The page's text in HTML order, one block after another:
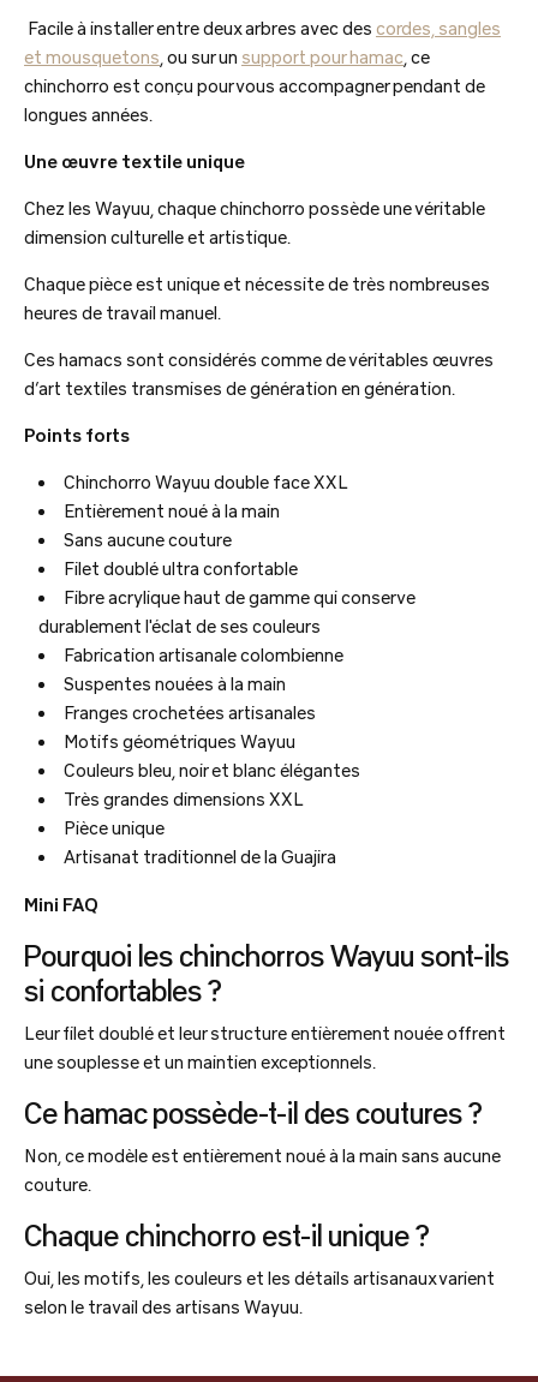
Facile à installer entre deux arbres avec des cordes, sangles
et mousquetons , ou sur un support pour hamac , ce
chinchorro est conçu pour vous accompagner pendant de
longues années.
Une œuvre textile unique
Chez les Wayuu, chaque chinchorro possède une véritable
dimension culturelle et artistique.
Chaque pièce est unique et nécessite de très nombreuses
heures de travail manuel.
Ces hamacs sont considérés comme de véritables œuvres
d’art textiles transmises de génération en génération.
Points forts
Chinchorro Wayuu double face XXL
Entièrement noué à la main
Sans aucune couture
Filet doublé ultra confortable
Fibre acrylique haut de gamme qui conserve
durablement l'éclat de ses couleurs
Fabrication artisanale colombienne
Suspentes nouées à la main
Franges crochetées artisanales
Motifs géométriques Wayuu
Couleurs bleu, noir et blanc élégantes
Très grandes dimensions XXL
Pièce unique
Artisanat traditionnel de la Guajira
Mini FAQ
Pourquoi les chinchorros Wayuu sont-ils
si confortables ?
Leur filet doublé et leur structure entièrement nouée offrent
une souplesse et un maintien exceptionnels.
Ce hamac possède-t-il des coutures ?
Non, ce modèle est entièrement noué à la main sans aucune
couture.
Chaque chinchorro est-il unique ?
Oui, les motifs, les couleurs et les détails artisanaux varient
selon le travail des artisans Wayuu.